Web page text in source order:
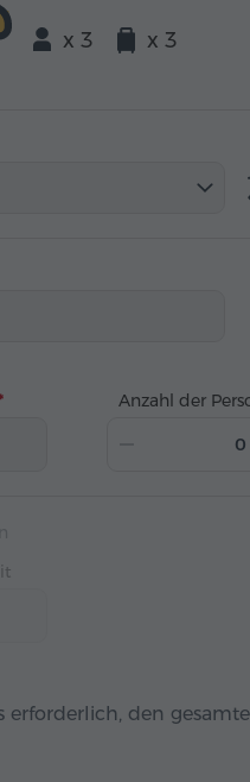
x 3 x 3
Anzahl der
erforderlich, den